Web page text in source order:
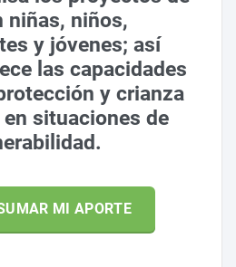
niñas, niños,
y jóvenes; así
las capacidades
y crianza
situaciones de
MI APORTE